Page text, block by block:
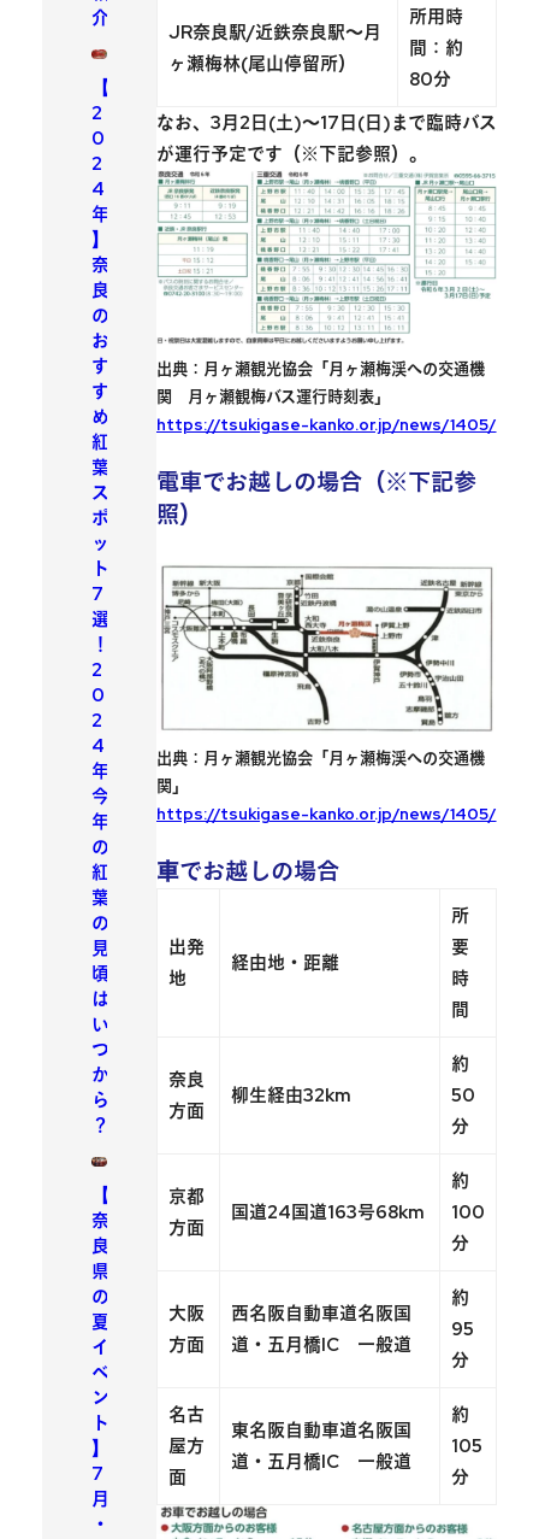
JR奈良駅/近鉄奈良駅～月
ヶ瀬梅林(尾山停留所）
所用時
間：約
80分
なお、3月2日(土)〜17日(日)まで臨時バス
が運行予定です（※下記参照）。
出典：月ヶ瀬観光協会「月ヶ瀬梅渓への交通機
関 月ヶ瀬観梅バス運行時刻表」
https://tsukigase-kanko.or.jp/news/1405/
電車でお越しの場合（※下記参
照）
出典：月ヶ瀬観光協会「月ヶ瀬梅渓への交通機
関」
https://tsukigase-kanko.or.jp/news/1405/
車でお越しの場合
出発
地
経由地・距離
所
要
時
間
奈良
方面
柳生経由32km
約
50
分
京都
方面
国道24国道163号68km
約
100
分
大阪
方面
西名阪自動車道名阪国
道・五月橋IC 一般道
約
95
分
名古
屋方
面
東名阪自動車道名阪国
道・五月橋IC 一般道
約
105
分
介
【
2
0
2
4
年
】
奈
良
の
お
す
す
め
紅
葉
ス
ポ
ッ
ト
7
選
！
2
0
2
4
年
今
年
の
紅
葉
の
見
頃
は
い
つ
か
ら
？
【
奈
良
県
の
夏
イ
ベ
ン
ト
】
7
月
・